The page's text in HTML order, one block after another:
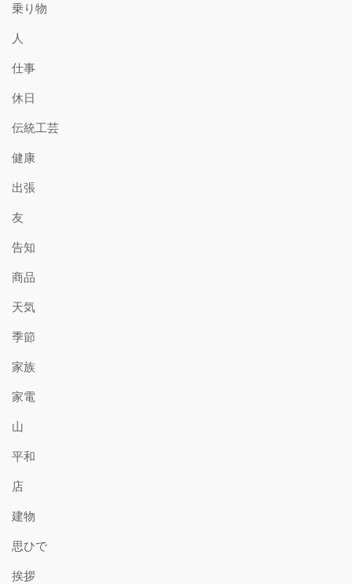
乗り物
人
仕事
休日
伝統工芸
健康
出張
友
告知
商品
天気
季節
家族
家電
山
平和
店
建物
思ひで
挨拶